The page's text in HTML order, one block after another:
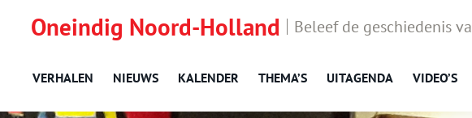
Oneindig Noord-Holland Beleef de geschiedenis
VERHALEN NIEUWS KALENDER THEMA’S UITAGENDA VIDEO’S